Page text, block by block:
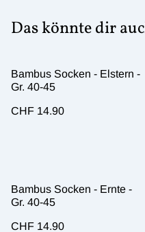
Das könnte dir
Bambus Socken - Elstern -
Gr. 40-45
CHF 14.90
Bambus Socken - Ernte -
Gr. 40-45
CHF 14.90